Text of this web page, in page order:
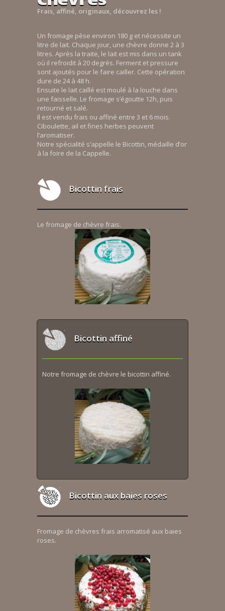
Frais, affiné, originaux, découvrez les !
Un fromage pèse environ 180 g et nécessite un
litre de lait. Chaque jour, une chèvre donne 2 à 3
litres. Après la traite, le lait est mis dans un tank
où il refroidit à 20 degrés. Ferment et pressure
sont ajoutés pour le faire cailler. Cette opération
dure de 24 à 48 h.
Ensuite le lait caillé est moulé à la louche dans
une faisselle. Le fromage s’égoutte 12h, puis
retourné et salé.
Il est vendu frais ou affiné entre 3 et 6 mois.
Ciboulette, ail et fines herbes peuvent
l’aromatiser.
Notre spécialité s’appelle le Bicottin, médaille d’or
à la foire de la Cappelle.
Bicottin frais
Le fromage de chèvre frais.
Bicottin affiné
Notre fromage de chèvre le bicottin affiné.
Bicottin aux baies roses
Fromage de chèvres frais arromatisé aux baies
roses.